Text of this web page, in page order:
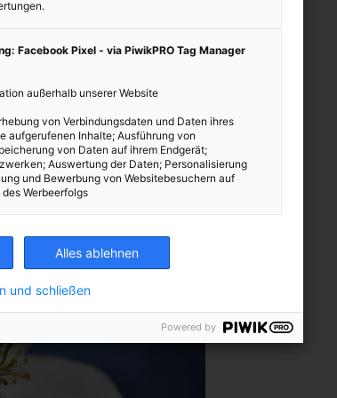
kannst du Kletterpflanzen
Kleintieren ein geschütztes
Efeublättern gerne Schutz.
Facebook Pixel - via PiwikPRO Tag Manager
außerhalb unserer Website
von Verbindungsdaten und Daten ihres
aufgerufenen Inhalte; Ausführung von
von Daten auf ihrem Endgerät;
Auswertung der Daten; Personalisierung
und Bewerbung von Websitebesuchern auf
Werbeerfolgs
Alles ablehnen
und schließen
Powered by